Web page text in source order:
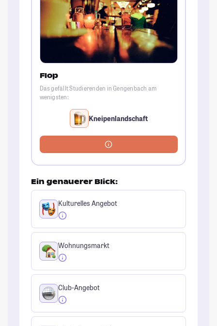
Flop
Das gefällt Studierenden in Gengenbach am
wenigsten:
Kneipenlandschaft
Ein genauerer Blick:
Kulturelles Angebot
Wohnungsmarkt
Club-Angebot